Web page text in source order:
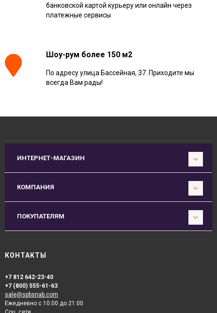
банковской картой курьеру или онлайн через
платежные сервисы
Шоу-рум более 150 м2
По адресу улица Бассейная, 37. Приходите мы
всегда Вам рады!
ИНТЕРНЕТ-МАГАЗИН
КОМПАНИЯ
ПОКУПАТЕЛЯМ
КОНТАКТЫ
+7 812 642-23-40
+7 (800) 555-61-63
sale@spbsnab.com
Ежедневно с 10:00 до 21:00